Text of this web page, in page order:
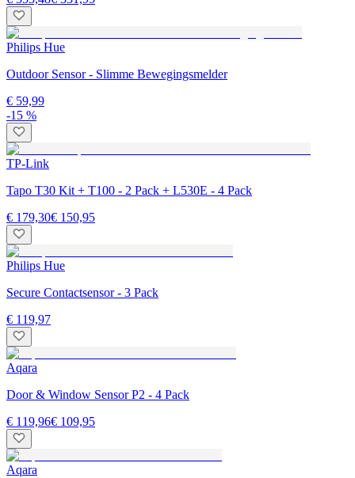
Philips Hue
Outdoor Sensor - Slimme Bewegingsmelder
€ 59,99
-15 %
TP-Link
Tapo T30 Kit + T100 - 2 Pack + L530E - 4 Pack
€ 179,30€ 150,95
Philips Hue
Secure Contactsensor - 3 Pack
€ 119,97
Aqara
Door & Window Sensor P2 - 4 Pack
€ 119,96€ 109,95
Aqara